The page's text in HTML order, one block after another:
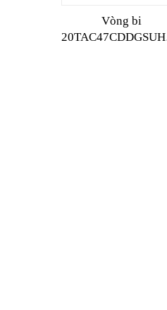
Vòng bi